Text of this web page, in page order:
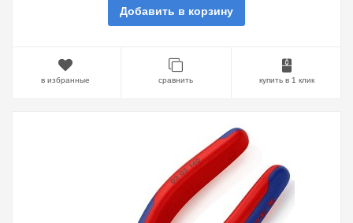
Добавить в корзину
в избранные сравнить купить в 1 клик